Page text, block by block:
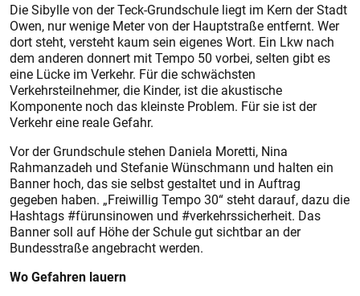
Die Sibylle von der Teck-Grundschule liegt im Kern der Stadt
Owen, nur wenige Meter von der Hauptstraße entfernt. Wer
dort steht, versteht kaum sein eigenes Wort. Ein Lkw nach
dem anderen donnert mit Tempo 50 vorbei, selten gibt es
eine Lücke im Verkehr. Für die schwächsten
Verkehrsteilnehmer, die Kinder, ist die akustische
Komponente noch das kleinste Problem. Für sie ist der
Verkehr eine reale Gefahr.
Vor der Grundschule stehen Daniela Moretti, Nina
Rahmanzadeh und Stefanie Wünschmann und halten ein
Banner hoch, das sie selbst gestaltet und in Auftrag
gegeben haben. „Freiwillig Tempo 30“ steht darauf, dazu die
Hashtags #fürunsinowen und #verkehrssicherheit. Das
Banner soll auf Höhe der Schule gut sichtbar an der
Bundesstraße angebracht werden.
Wo Gefahren lauern